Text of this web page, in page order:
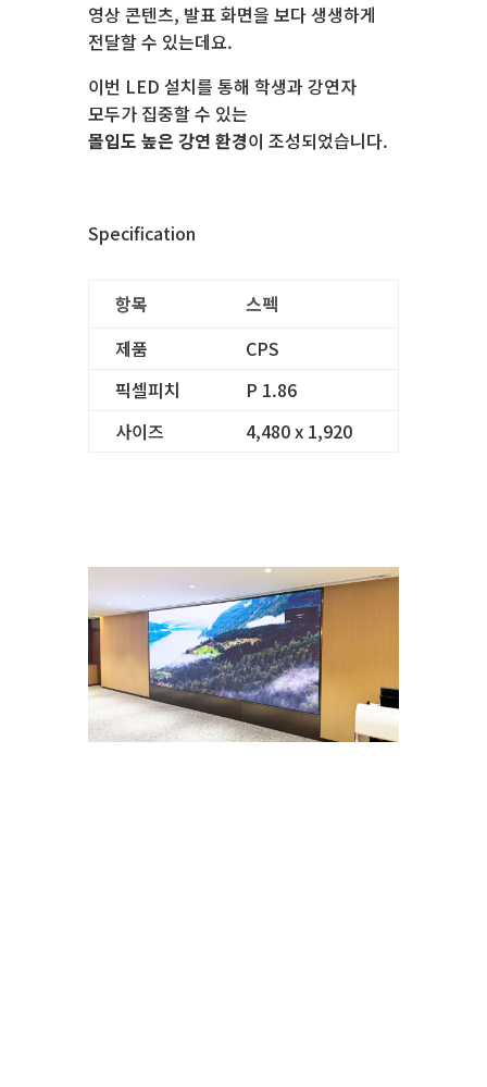
영상 콘텐츠, 발표 화면을 보다 생생하게
전달할 수 있는데요.
이번 LED 설치를 통해 학생과 강연자
모두가 집중할 수 있는
몰입도 높은 강연 환경이 조성되었습니다.
Specification
항목
스펙
제품
CPS
픽셀피치
P 1.86
사이즈
4,480 x 1,920